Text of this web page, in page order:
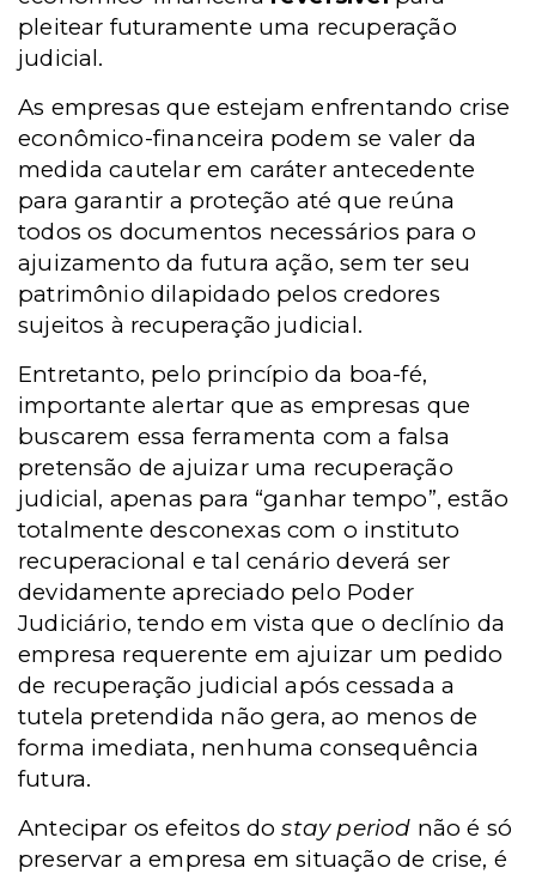
pleitear futuramente uma recuperação
judicial.
As empresas que estejam enfrentando crise
econômico-financeira podem se valer da
medida cautelar em caráter antecedente
para garantir a proteção até que reúna
todos os documentos necessários para o
ajuizamento da futura ação, sem ter seu
patrimônio dilapidado pelos credores
sujeitos à recuperação judicial.
Entretanto, pelo princípio da boa-fé,
importante alertar que as empresas que
buscarem essa ferramenta com a falsa
pretensão de ajuizar uma recuperação
judicial, apenas para “ganhar tempo”, estão
totalmente desconexas com o instituto
recuperacional e tal cenário deverá ser
devidamente apreciado pelo Poder
Judiciário, tendo em vista que o declínio da
empresa requerente em ajuizar um pedido
de recuperação judicial após cessada a
tutela pretendida não gera, ao menos de
forma imediata, nenhuma consequência
futura.
Antecipar os efeitos dostay period não é só
preservar a empresa em situação de crise, é